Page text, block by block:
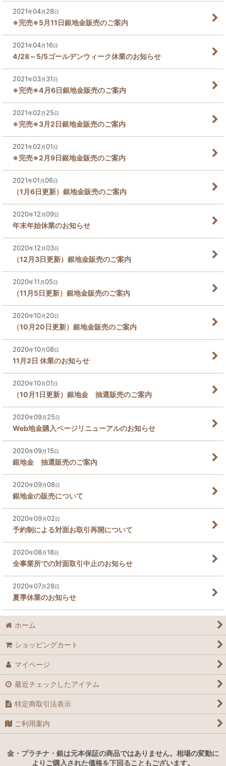
2021年04月 28日
※完売※5月11日銀地金販売のご案内
2021年04月16日
4/28～5/5ゴールデンウィーク休業のお知らせ
2021年03月 31日
※完売※4月6日銀地金販売のご案内
2021年02 月 25日
※完売※3月2日銀地金販売のご案内
2021年02 月01日
※完売※2月9日銀地金販売のご案内
2021年01 月06日
（1月6日更新）銀地金販売のご案内
2020年12 月09日
年末年始休業のお知らせ
2020年12 月03日
（12月3日更新）銀地金販売のご案内
2020年11 月05日
（11月5日更新）銀地金販売のご案内
2020年10月 20日
（10月20日更新）銀地金販売のご案内
2020年10月08日
11月2日 休業のお知らせ
2020年10月01日
（10月1日更新）銀地金 抽選販売のご案内
2020年09月 25日
Web地金購入ページリニューアルのお知らせ
2020年09月15日
銀地金 抽選販売のご案内
2020年09月08日
銀地金の販売について
2020年09月02日
予約制による対面お取引再開について
2020年08月18日
全事業所での対面取引中止のお知らせ
2020年07月 28日
夏季休業のお知らせ
ホーム
ショッピングカート
マイページ
最近チェックしたアイテム
特定商取引法表示
ご利用案内
金・プラチナ・銀は元本保証の商品ではありません。相場の変動に
よりご購入された価格を下回ることもございます。